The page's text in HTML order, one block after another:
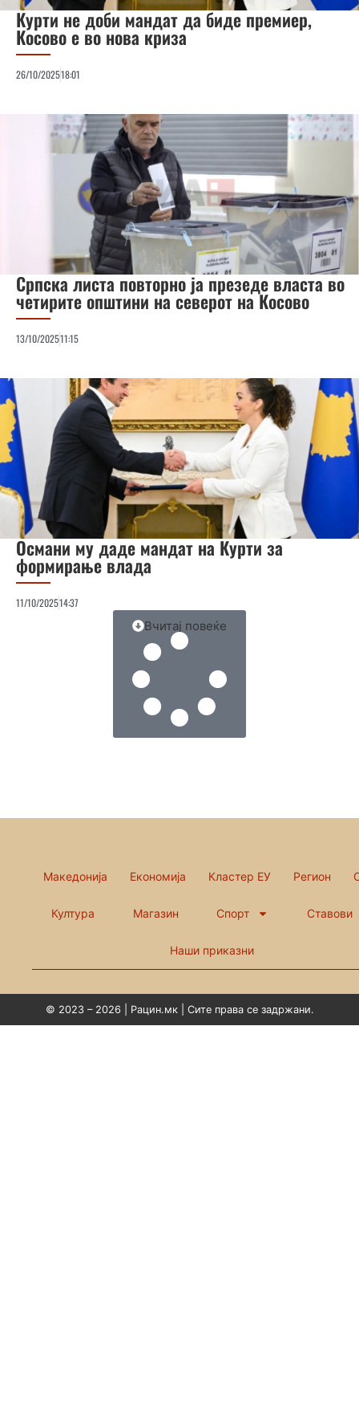
Курти не доби мандат да биде премиер,
Косово е во нова криза
26/10/202518:01
Српска листа повторно ја презеде власта во
четирите општини на северот на Косово
13/10/202511:15
Османи му даде мандат на Курти за
формирање влада
11/10/202514:37
Вчитај повеќе
Македонија Економија Кластер ЕУ Регион
Култура Магазин Спорт Ставови
Наши приказни
© 2023 – 2026 | Рацин.мк | Сите права се задржани.